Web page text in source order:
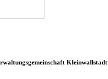
Kleinwallstadt